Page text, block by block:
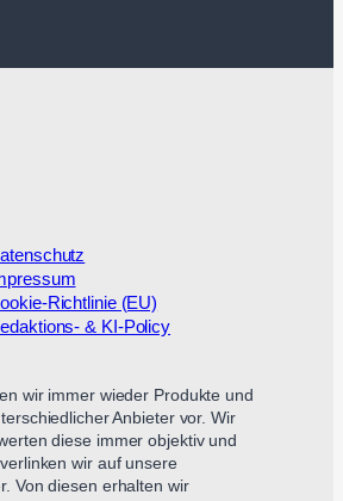
Richtlinie (EU)
& KI-Policy
wir immer wieder Produkte und
Anbieter vor. Wir
diese immer objektiv und
wir auf unsere
Von diesen erhalten wir